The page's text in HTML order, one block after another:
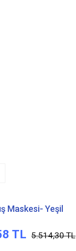
Maskesi- Yeşil
TL 5.514,30 TL